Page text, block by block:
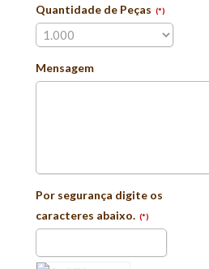
Quantidade de Peças (*)
Mensagem
Por segurança digite os
caracteres abaixo. (*)